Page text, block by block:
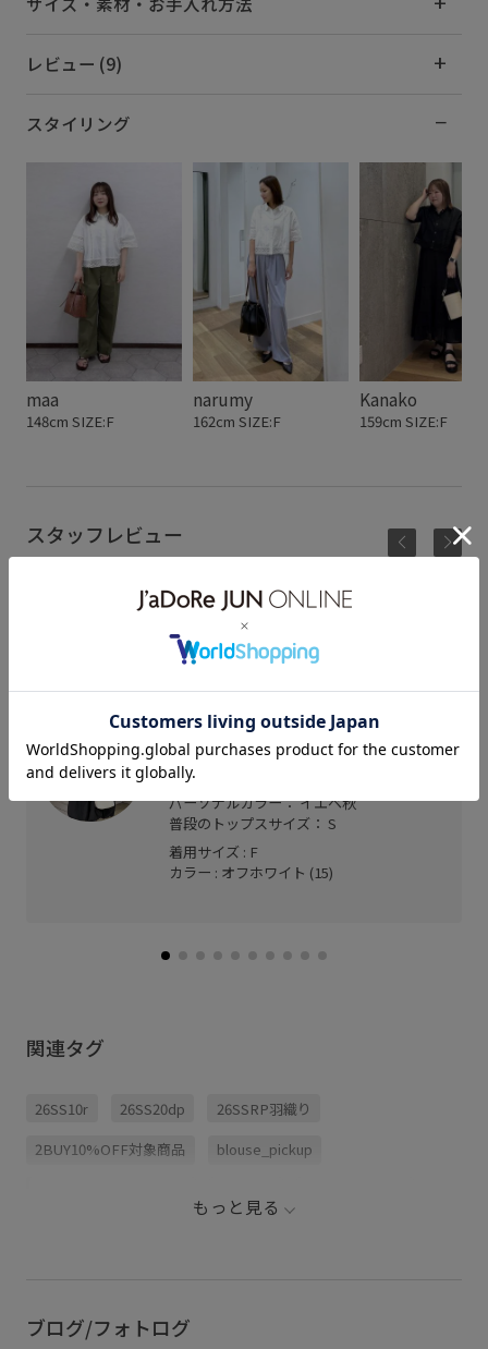
レビュー (9)
スタイリング
maa
148cm SIZE:F
narumy
162cm SIZE:F
Kanako
159cm SIZE:F
スタッフレビュー
横幅や袖口など広く作られているレースブラウス。
前を閉めて一枚でも、前を開けてTシャツなどと合
わせ羽織としても◎襟付きなのでちゃんと見えしま
セントラルパーク
Natsuha (150cm)
骨格： ウェーブ
パーソナルカラー： イエベ秋
普段のトップスサイズ： S
着用サイズ : F
カラー : オフホワイト (15)
関連タグ
26SS10r 26SS20dp 26SSRP羽織り
2BUY10%OFF対象商品 blouse_pickup
チノパン ドライ
もっと見る
ブログ/フォトログ